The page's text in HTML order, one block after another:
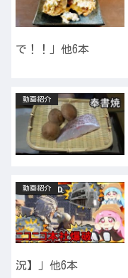
で！！」他6本
動画紹介
動画紹介
況】」他6本